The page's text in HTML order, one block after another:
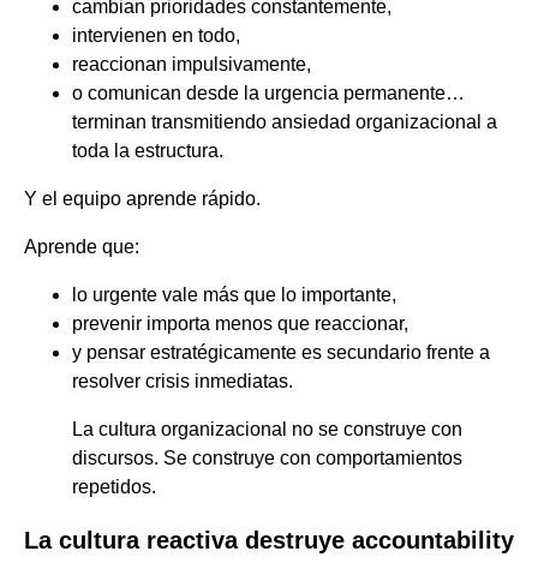
cambian prioridades constantemente,
intervienen en todo,
reaccionan impulsivamente,
o comunican desde la urgencia permanente…
terminan transmitiendo ansiedad organizacional a
toda la estructura.
Y el equipo aprende rápido.
Aprende que:
lo urgente vale más que lo importante,
prevenir importa menos que reaccionar,
y pensar estratégicamente es secundario frente a
resolver crisis inmediatas.
La cultura organizacional no se construye con
discursos. Se construye con comportamientos
repetidos.
La cultura reactiva destruye accountability